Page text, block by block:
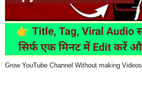
Grow YouTube Channel Without making Videos